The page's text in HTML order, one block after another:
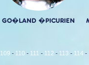
GO�LAND �PICURIEN
109 - 110 - 111 - 112 - 113 - 114 -